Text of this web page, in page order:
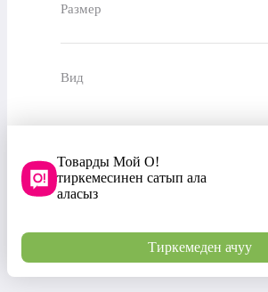
Размер
Вид
Товарды Мой О!
тиркемесинен сатып ала
аласыз
Тиркемеден ачуу